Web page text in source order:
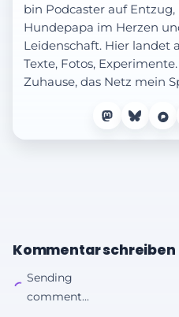
bin Podcaster auf
Hundepapa im Herzen
Leidenschaft. Hier landet
Texte, Fotos,
Zuhause, das Netz mein
Kommentar schreiben
Sending
comment...